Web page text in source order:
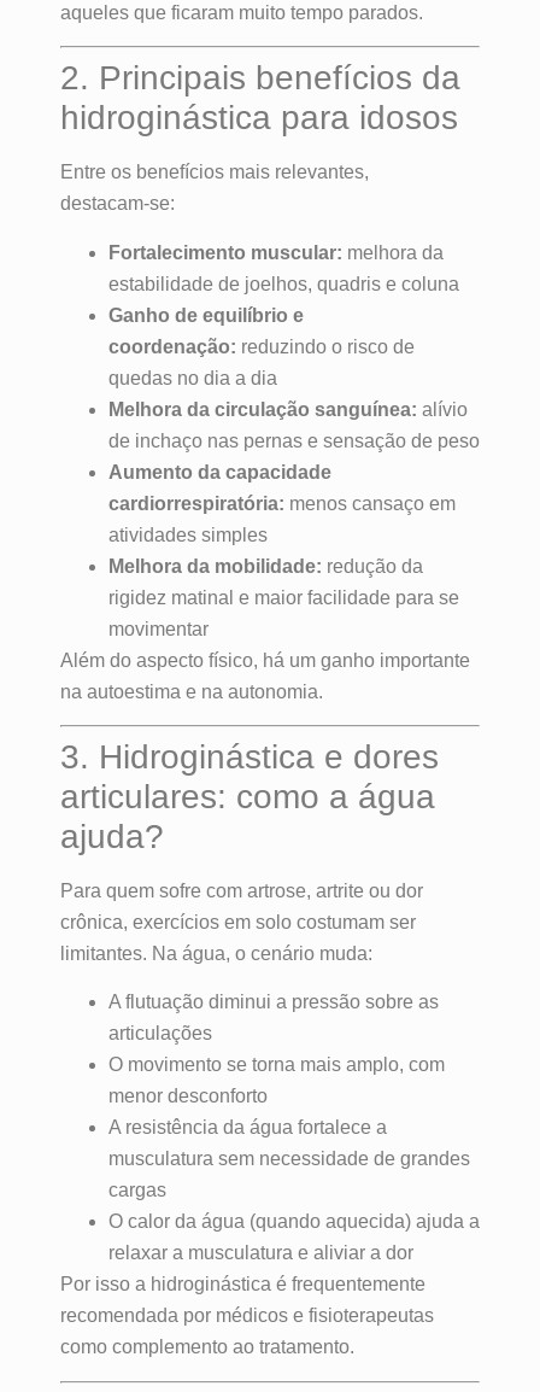
aqueles que ficaram muito tempo parados.
2. Principais benefícios da
hidroginástica para idosos
Entre os benefícios mais relevantes,
destacam‑se:
Fortalecimento muscular: melhora da
estabilidade de joelhos, quadris e coluna
Ganho de equilíbrio e
coordenação: reduzindo o risco de
quedas no dia a dia
Melhora da circulação sanguínea: alívio
de inchaço nas pernas e sensação de peso
Aumento da capacidade
cardiorrespiratória: menos cansaço em
atividades simples
Melhora da mobilidade: redução da
rigidez matinal e maior facilidade para se
movimentar
Além do aspecto físico, há um ganho importante
na autoestima e na autonomia.
3. Hidroginástica e dores
articulares: como a água
ajuda?
Para quem sofre com artrose, artrite ou dor
crônica, exercícios em solo costumam ser
limitantes. Na água, o cenário muda:
A flutuação diminui a pressão sobre as
articulações
O movimento se torna mais amplo, com
menor desconforto
A resistência da água fortalece a
musculatura sem necessidade de grandes
cargas
O calor da água (quando aquecida) ajuda a
relaxar a musculatura e aliviar a dor
Por isso a hidroginástica é frequentemente
recomendada por médicos e fisioterapeutas
como complemento ao tratamento.